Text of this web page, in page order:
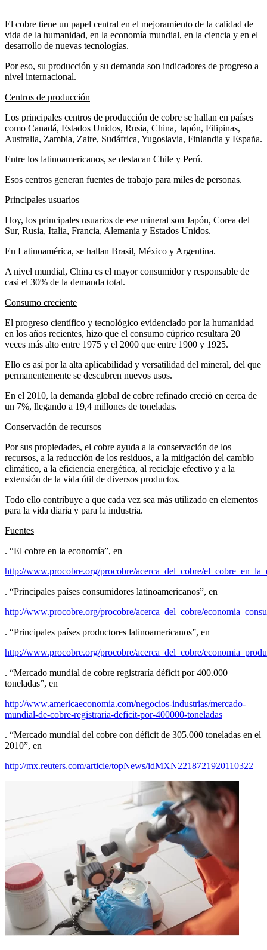
El cobre tiene un papel central en el mejoramiento de la calidad de
vida de la humanidad, en la economía mundial, en la ciencia y en el
desarrollo de nuevas tecnologías.
Por eso, su producción y su demanda son indicadores de progreso a
nivel internacional.
Centros de producción
Los principales centros de producción de cobre se hallan en países
como Canadá, Estados Unidos, Rusia, China, Japón, Filipinas,
Australia, Zambia, Zaire, Sudáfrica, Yugoslavia, Finlandia y España.
Entre los latinoamericanos, se destacan Chile y Perú.
Esos centros generan fuentes de trabajo para miles de personas.
Principales usuarios
Hoy, los principales usuarios de ese mineral son Japón, Corea del
Sur, Rusia, Italia, Francia, Alemania y Estados Unidos.
En Latinoamérica, se hallan Brasil, México y Argentina.
A nivel mundial, China es el mayor consumidor y responsable de
casi el 30% de la demanda total.
Consumo creciente
El progreso científico y tecnológico evidenciado por la humanidad
en los años recientes, hizo que el consumo cúprico resultara 20
veces más alto entre 1975 y el 2000 que entre 1900 y 1925.
Ello es así por la alta aplicabilidad y versatilidad del mineral, del que
permanentemente se descubren nuevos usos.
En el 2010, la demanda global de cobre refinado creció en cerca de
un 7%, llegando a 19,4 millones de toneladas.
Conservación de recursos
Por sus propiedades, el cobre ayuda a la conservación de los
recursos, a la reducción de los residuos, a la mitigación del cambio
climático, a la eficiencia energética, al reciclaje efectivo y a la
extensión de la vida útil de diversos productos.
Todo ello contribuye a que cada vez sea más utilizado en elementos
para la vida diaria y para la industria.
Fuentes
. “El cobre en la economía”, en
http://www.procobre.org/procobre/acerca_del_cobre/
. “Principales países consumidores latinoamericanos”, en
http://www.procobre.org/procobre/acerca_del_cobre/
. “Principales países productores latinoamericanos”, en
http://www.procobre.org/procobre/acerca_del_cobre/
. “Mercado mundial de cobre registraría déficit por 400.000
toneladas”, en
http://www.americaeconomia.com/negocios-industrias/mercado-
mundial-de-cobre-registraria-deficit-por-400000-toneladas
. “Mercado mundial del cobre con déficit de 305.000 toneladas en el
2010”, en
http://mx.reuters.com/article/topNews/idMXN2218721920110322